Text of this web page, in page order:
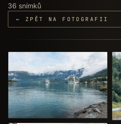
36 snímků
← ZPĚT NA FOTOGRAFII